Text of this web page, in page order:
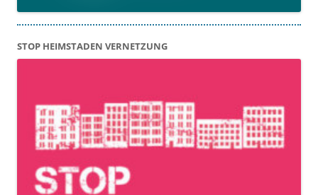
STOP HEIMSTADEN VERNETZUNG